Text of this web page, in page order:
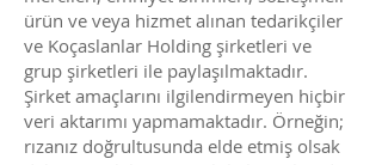
ürün ve veya hizmet alınan tedarikçiler
ve Koçaslanlar Holding şirketleri ve
grup şirketleri ile paylaşılmaktadır.
Şirket amaçlarını ilgilendirmeyen hiçbir
veri aktarımı yapmamaktadır. Örneğin;
rızanız doğrultusunda elde etmiş olsak